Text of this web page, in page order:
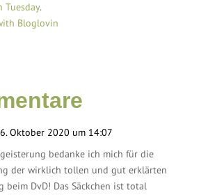
Tuesday.
Bloglovin
Oktober 2020 um 14:07
bedanke ich mich für die
der wirklich tollen und gut erklärten
beim DvD! Das Säckchen ist total